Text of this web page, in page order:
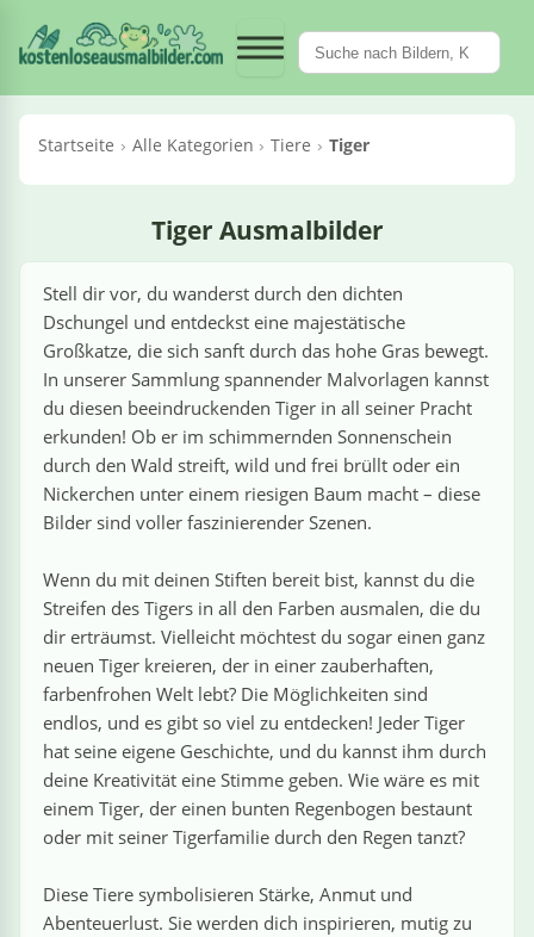
Kategorien
›
›
›
& Maschinen ›
›
/ Kräne ›
& Fantasy ›
Gemüse ›
& Blumen ›
›
›
BerufeDinosaurier
Dinosaurier
‹ Kategorien
Essen &
Trinken
Alle Essen & Trinken
Croissants
Fliegendes Sushi
Hotdogs
Pizza
‹ Kategorien
Fahrzeuge &
Maschinen
Alle Fahrzeuge & Maschinen
Autos
Betonmischer
Feuerwehrwagen
Flugzeuge
Hubschrauber
Rennautos
Schaufelradbagger
Traktoren
Züge
Feiertage
Kategorien Krane / Kräne
Krane / Kräne
‹ Kategorien
Märchen &
Fantasy
Alle Märchen & Fantasy
Cowboys
Einhörner
Feen
Meerjungfrauen
Ninjas
Prinzessinnen
Regenbogen
Ritter
Superhelden
Zauberer
Meerestiere
Meerestiere
‹ Kategorien Obst & Gemüse
Alle Obst & Gemüse
Äpfel
Gemüse
Obst
Tomaten
‹ Kategorien
Pflanzen &
Blumen
Alle Pflanzen & Blumen
Bäume
Kakteen
Orchideen
Pilze
Sonnenblumen
Sport
Tiere
Startseite Alle Kategorien Tiere Tiger
Tiger Ausmalbilder
Stell dir vor, du wanderst durch den dichten
Dschungel und entdeckst eine majestätische
Großkatze, die sich sanft durch das hohe Gras bewegt.
In unserer Sammlung spannender Malvorlagen kannst
du diesen beeindruckenden Tiger in all seiner Pracht
erkunden! Ob er im schimmernden Sonnenschein
durch den Wald streift, wild und frei brüllt oder ein
Nickerchen unter einem riesigen Baum macht – diese
Bilder sind voller faszinierender Szenen.
Wenn du mit deinen Stiften bereit bist, kannst du die
Streifen des Tigers in all den Farben ausmalen, die du
dir erträumst. Vielleicht möchtest du sogar einen ganz
neuen Tiger kreieren, der in einer zauberhaften,
farbenfrohen Welt lebt? Die Möglichkeiten sind
endlos, und es gibt so viel zu entdecken! Jeder Tiger
hat seine eigene Geschichte, und du kannst ihm durch
deine Kreativität eine Stimme geben. Wie wäre es mit
einem Tiger, der einen bunten Regenbogen bestaunt
oder mit seiner Tigerfamilie durch den Regen tanzt?
Diese Tiere symbolisieren Stärke, Anmut und
Abenteuerlust. Sie werden dich inspirieren, mutig zu